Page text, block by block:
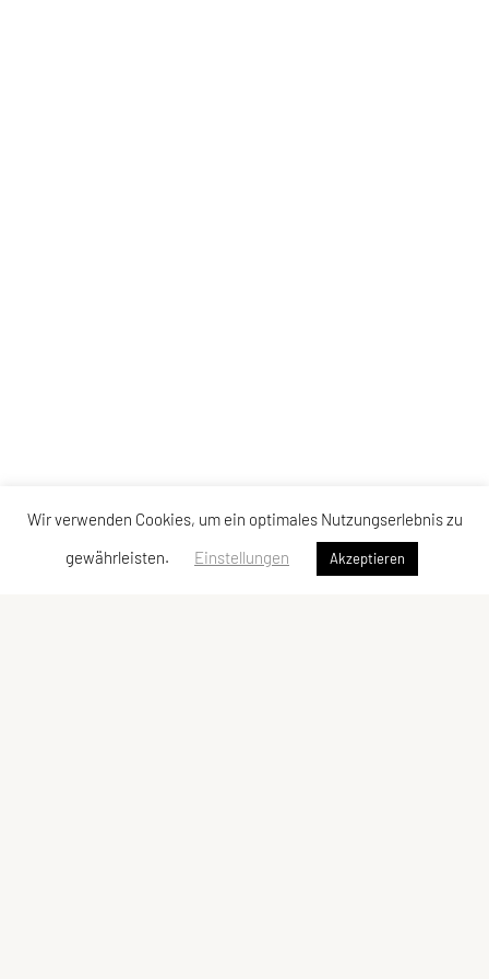
Wir verwenden Cookies, um ein optimales Nutzungserlebnis zu
gewährleisten.
Einstellungen Akzeptieren